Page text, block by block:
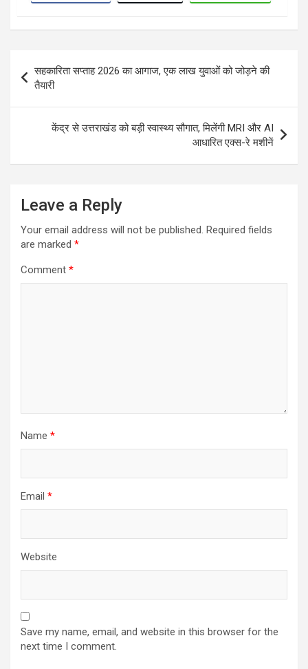
navigation
सहकारिता सप्ताह 2026 का आगाज, एक लाख युवाओं को जोड़ने की
तैयारी
केंद्र से उत्तराखंड को बड़ी स्वास्थ्य सौगात, मिलेंगी MRI और AI
आधारित एक्स-रे मशीनें
Leave a Reply
Your email address will not be published. Required fields
are marked *
Comment *
Name *
Email *
Website
Save my name, email, and website in this browser for the
next time I comment.